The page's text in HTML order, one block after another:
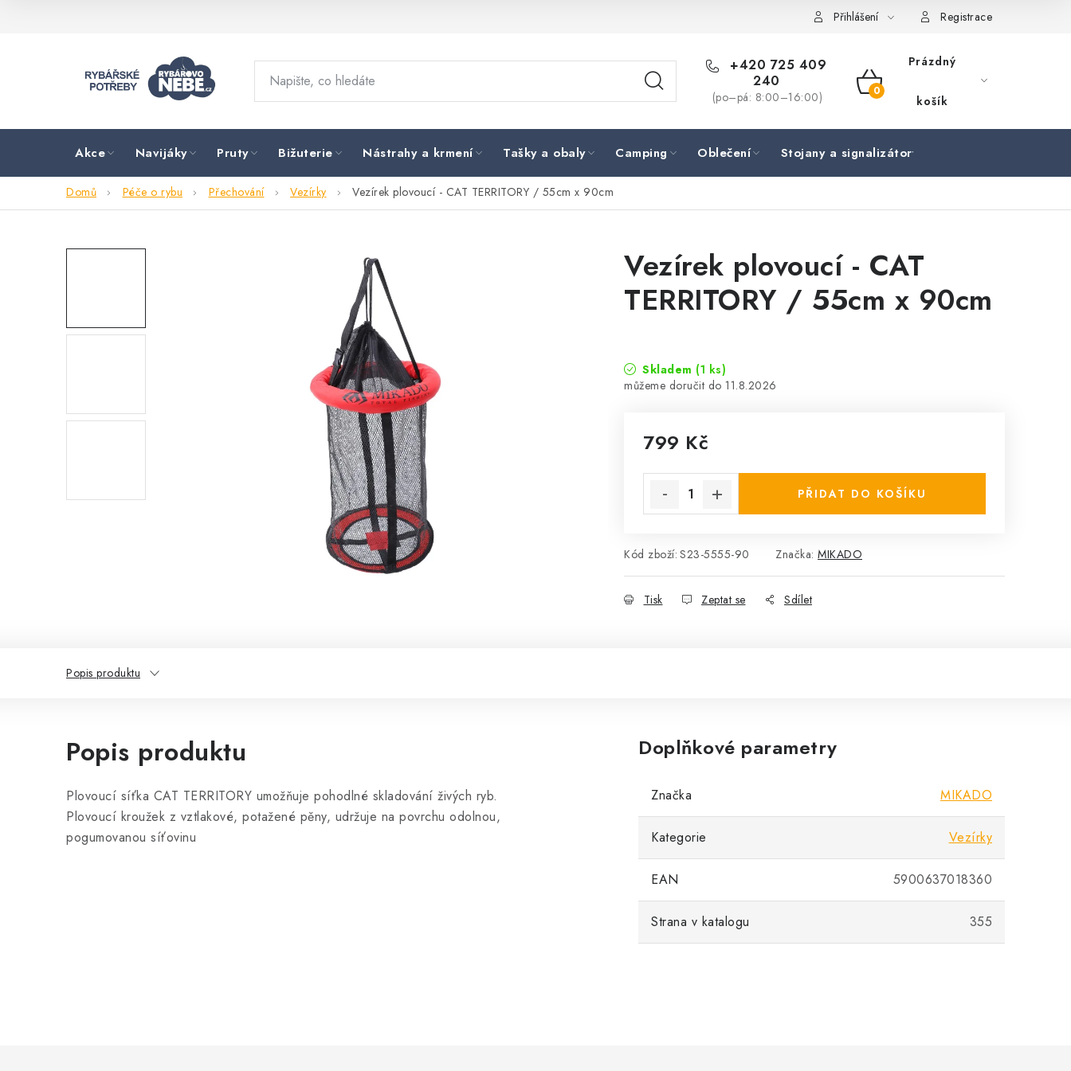
Přihlášení Registrace
+420 725 409
240
(po–pá: 8:00–16:00)
NÁKUPNÍ
Prázdný
košík
Akce Navijáky Pruty Bižuterie Nástrahy a krmení Tašky a obaly Camping Oblečení Stojany a signalizátory
Domů Péče o rybu Přechování Vezírky Vezírek plovoucí - CAT TERRITORY / 55cm x 90cm
Vezírek plovoucí - CAT
TERRITORY / 55cm x 90cm
Skladem (1 ks)
11.8.2026
799 Kč
PŘIDAT DO KOŠÍKU
Kód zboží: S23-5555-90 Značka: MIKADO
Tisk Zeptat se Sdílet
Popis produktu
Popis produktu
Plovoucí síťka CAT TERRITORY umožňuje pohodlné skladování živých ryb.
Plovoucí kroužek z vztlakové, potažené pěny, udržuje na povrchu odolnou,
pogumovanou síťovinu
Doplňkové parametry
Značka MIKADO
Kategorie Vezírky
EAN 5900637018360
Strana v katalogu 355